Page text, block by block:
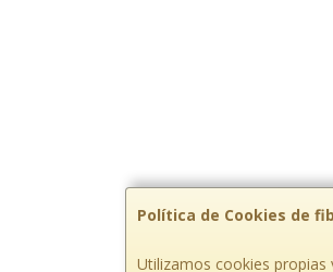
Política de Cookies de
Utilizamos cookies